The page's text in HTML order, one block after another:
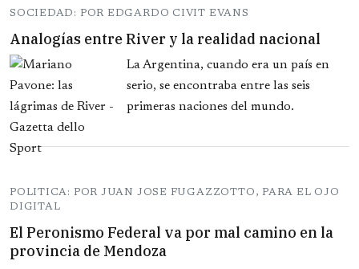
SOCIEDAD: POR EDGARDO CIVIT EVANS
Analogías entre River y la realidad nacional
La Argentina, cuando era un país en
serio, se encontraba entre las seis
primeras naciones del mundo.
POLITICA: POR JUAN JOSE FUGAZZOTTO, PARA EL OJO
DIGITAL
El Peronismo Federal va por mal camino en la
provincia de Mendoza